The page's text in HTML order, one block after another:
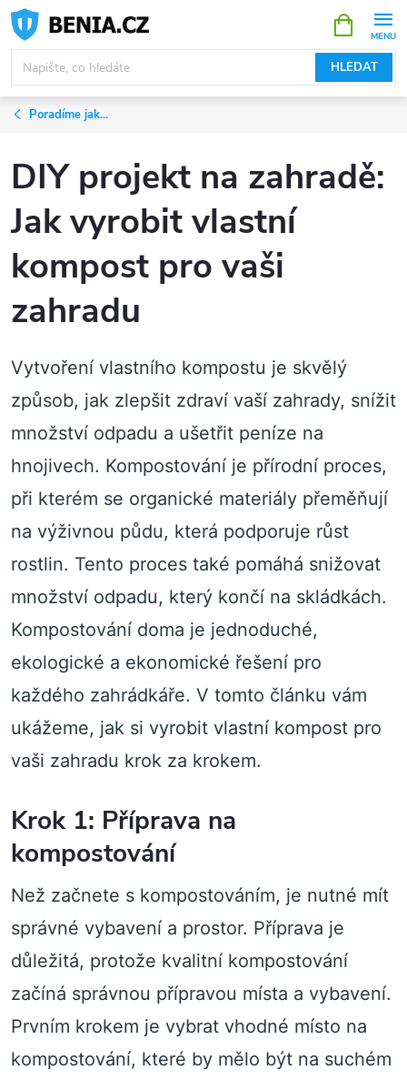
Přejít
obsah
HLEDAT
NÁKUPNÍ
KOŠÍK
Poradíme jak...
DIY projekt na zahradě:
Jak vyrobit vlastní
kompost pro vaši
zahradu
Vytvoření vlastního kompostu je skvělý
způsob, jak zlepšit zdraví vaší zahrady, snížit
množství odpadu a ušetřit peníze na
hnojivech. Kompostování je přírodní proces,
při kterém se organické materiály přeměňují
na výživnou půdu, která podporuje růst
rostlin. Tento proces také pomáhá snižovat
množství odpadu, který končí na skládkách.
Kompostování doma je jednoduché,
ekologické a ekonomické řešení pro
každého zahrádkáře. V tomto článku vám
ukážeme, jak si vyrobit vlastní kompost pro
vaši zahradu krok za krokem.
Krok 1: Příprava na
kompostování
Než začnete s kompostováním, je nutné mít
správné vybavení a prostor. Příprava je
důležitá, protože kvalitní kompostování
začíná správnou přípravou místa a vybavení.
Prvním krokem je vybrat vhodné místo na
kompostování, které by mělo být na suchém